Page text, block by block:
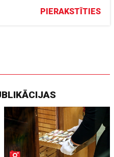
PIERAKSTĪTIES